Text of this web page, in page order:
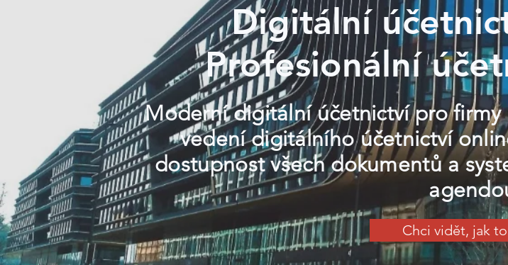
Digitální
Profesionální
Moderní digitální účetnictví pro firmy
vedení digitálního účetnictví
dostupnost všech dokumentů a
Chci vidět, jak